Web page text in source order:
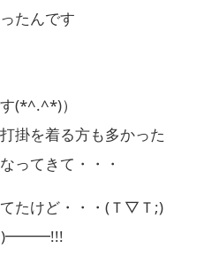
たんです
(*^.^*)）
掛を着る方も多かった
ってきて・・・
たけど・・・(Ｔ▽Ｔ;)
)━━━!!!